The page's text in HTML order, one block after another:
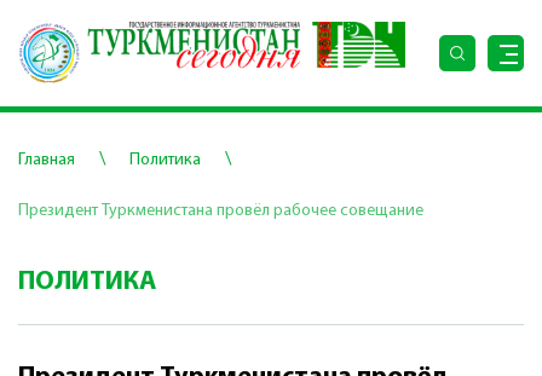
Главная \ Политика \
Президент Туркменистана провёл рабочее совещание
ПОЛИТИКА